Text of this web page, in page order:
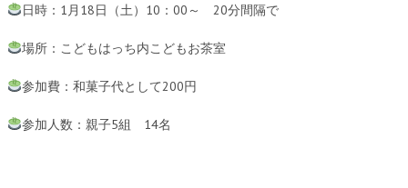
日時：1月18日（土）10：00～ 20分間隔で
場所：こどもはっち内こどもお茶室
参加費：和菓子代として200円
参加人数：親子5組 14名